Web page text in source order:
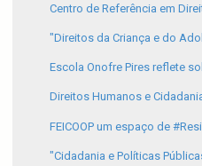
Centro de Referência em
"Direitos da Criança e do
Escola Onofre Pires reflete
Direitos Humanos e
FEICOOP um espaço de
"Cidadania e Políticas